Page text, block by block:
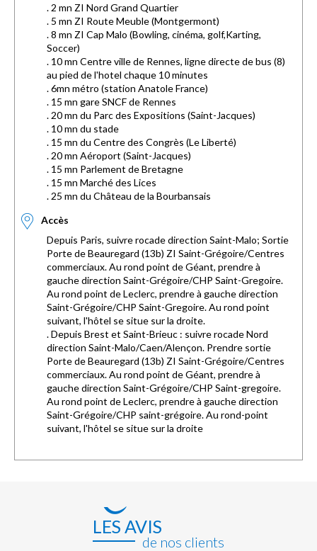
. 2 mn ZI Nord Grand Quartier
. 5 mn ZI Route Meuble (Montgermont)
. 8 mn ZI Cap Malo (Bowling, cinéma, golf,Karting,
Soccer)
. 10 mn Centre ville de Rennes, ligne directe de bus (8)
au pied de l'hotel chaque 10 minutes
. 6mn métro (station Anatole France)
. 15 mn gare SNCF de Rennes
. 20 mn du Parc des Expositions (Saint-Jacques)
. 10 mn du stade
. 15 mn du Centre des Congrès (Le Liberté)
. 20 mn Aéroport (Saint-Jacques)
. 15 mn Parlement de Bretagne
. 15 mn Marché des Lices
. 25 mn du Château de la Bourbansais
Accès
Depuis Paris, suivre rocade direction Saint-Malo; Sortie
Porte de Beauregard (13b) ZI Saint-Grégoire/Centres
commerciaux. Au rond point de Géant, prendre à
gauche direction Saint-Grégoire/CHP Saint-Gregoire.
Au rond point de Leclerc, prendre à gauche direction
Saint-Grégoire/CHP Saint-Gregoire. Au rond point
suivant, l'hôtel se situe sur la droite.
. Depuis Brest et Saint-Brieuc : suivre rocade Nord
direction Saint-Malo/Caen/Alençon. Prendre sortie
Porte de Beauregard (13b) ZI Saint-Grégoire/Centres
commerciaux. Au rond point de Géant, prendre à
gauche direction Saint-Grégoire/CHP Saint-gregoire.
Au rond point de Leclerc, prendre à gauche direction
Saint-Grégoire/CHP saint-grégoire. Au rond-point
suivant, l'hôtel se situe sur la droite
LES AVIS
de nos clients